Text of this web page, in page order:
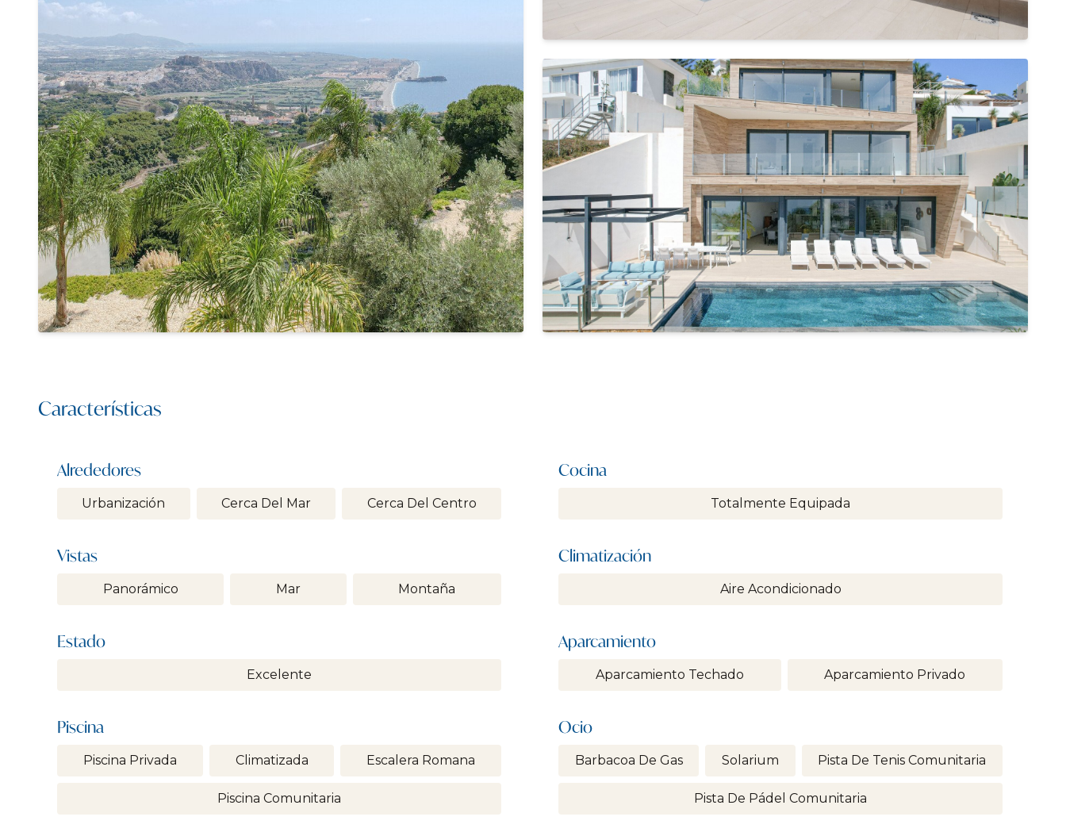
Características
Alrededores
Urbanización Cerca Del Mar Cerca Del Centro
Vistas
Panorámico Mar Montaña
Estado
Excelente
Piscina
Piscina Privada Climatizada Escalera Romana
Piscina Comunitaria
Cocina
Totalmente Equipada
Climatización
Aire Acondicionado
Aparcamiento
Aparcamiento Techado Aparcamiento Privado
Ocio
Barbacoa De Gas Solarium Pista De Tenis Comunitaria
Pista De Pádel Comunitaria